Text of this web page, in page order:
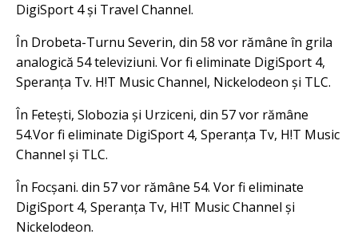
DigiSport 4 și Travel Channel.
În Drobeta-Turnu Severin, din 58 vor rămâne în grila
analogică 54 televiziuni. Vor fi eliminate DigiSport 4,
Speranța Tv. H!T Music Channel, Nickelodeon și TLC.
În Fetești, Slobozia și Urziceni, din 57 vor rămâne
54.Vor fi eliminate DigiSport 4, Speranța Tv, H!T Music
Channel și TLC.
În Focșani. din 57 vor rămâne 54. Vor fi eliminate
DigiSport 4, Speranța Tv, H!T Music Channel și
Nickelodeon.